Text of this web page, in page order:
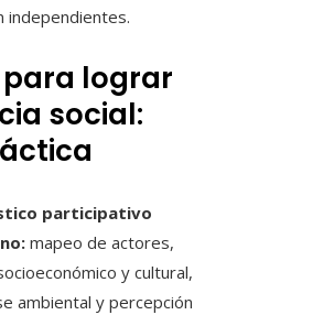
independientes.
lograr
social:
participativo
mapeo de actores,
y cultural,
ambiental y percepción